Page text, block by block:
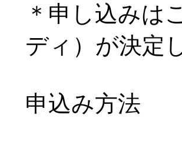
＊申し込みは
ディ）が決定
申込み方法